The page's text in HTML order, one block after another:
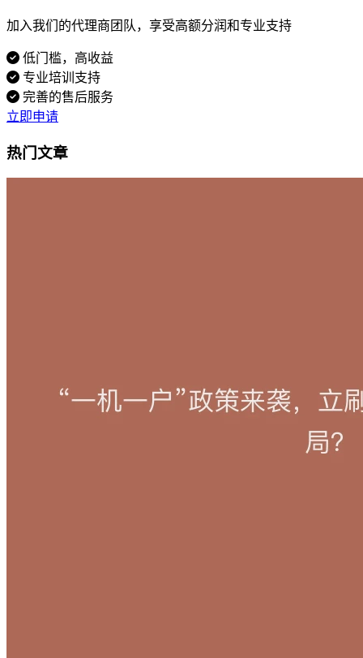
加入我们的代理商团队，享受高额分润和专业支持
低门槛，高收益
专业培训支持
完善的售后服务
立即申请
热门文章